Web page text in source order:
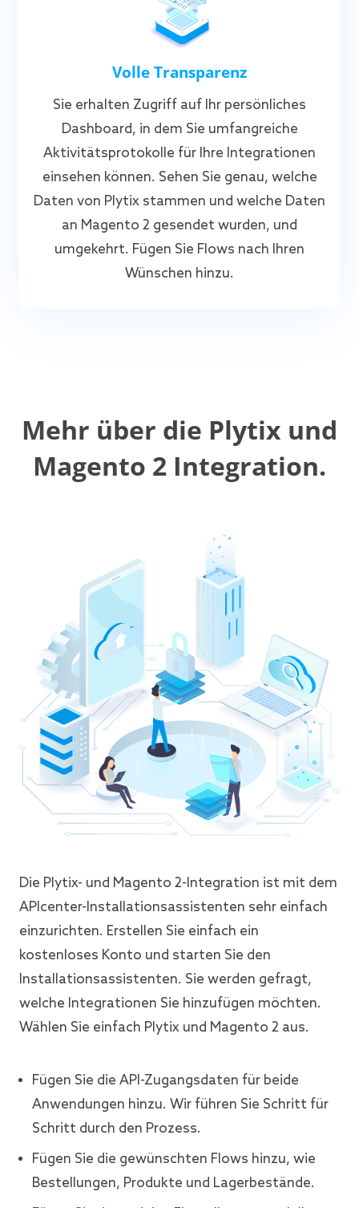
Volle Transparenz
Sie erhalten Zugriff auf Ihr persönliches
Dashboard, in dem Sie umfangreiche
Aktivitätsprotokolle für Ihre Integrationen
einsehen können. Sehen Sie genau, welche
Daten von Plytix stammen und welche Daten
an Magento 2 gesendet wurden, und
umgekehrt. Fügen Sie Flows nach Ihren
Wünschen hinzu.
Mehr über die Plytix und
Magento 2 Integration.
Die Plytix- und Magento 2-Integration ist mit dem
APIcenter-Installationsassistenten sehr einfach
einzurichten. Erstellen Sie einfach ein
kostenloses Konto und starten Sie den
Installationsassistenten. Sie werden gefragt,
welche Integrationen Sie hinzufügen möchten.
Wählen Sie einfach Plytix und Magento 2 aus.
Fügen Sie die API-Zugangsdaten für beide
Anwendungen hinzu. Wir führen Sie Schritt für
Schritt durch den Prozess.
Fügen Sie die gewünschten Flows hinzu, wie
Bestellungen, Produkte und Lagerbestände.